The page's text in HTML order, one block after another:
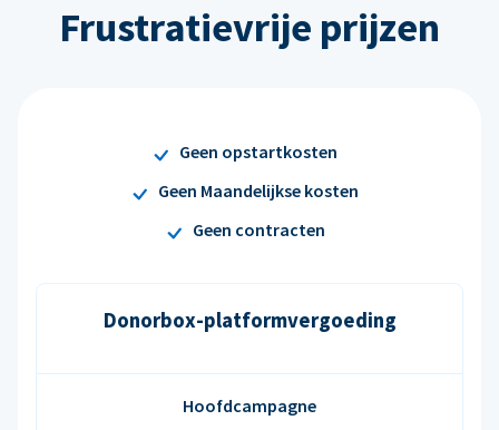
Frustratievrije prijzen
Geen opstartkosten
Geen Maandelijkse kosten
Geen contracten
Donorbox-platformvergoeding
Hoofdcampagne